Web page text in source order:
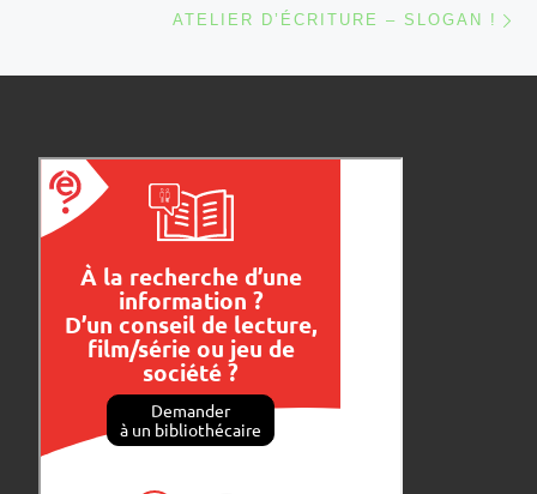
ATELIER D’ÉCRITURE – SLOGAN !